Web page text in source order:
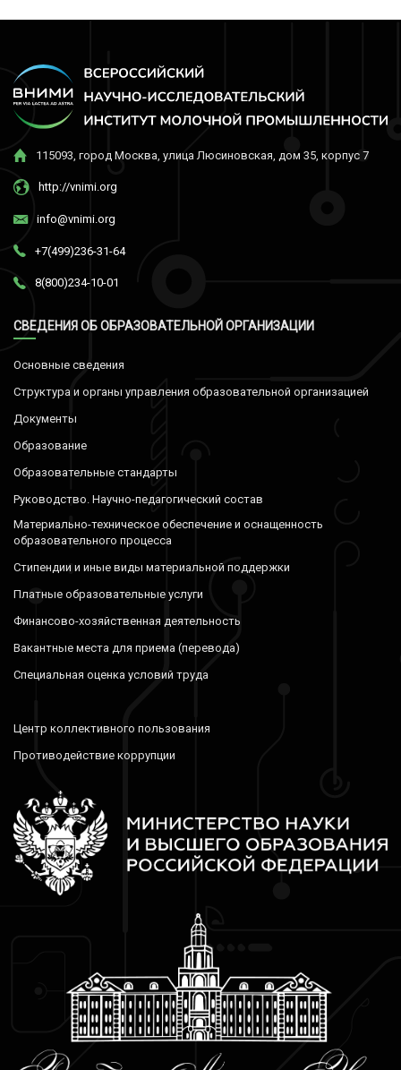
115093, город Москва, улица Люсиновская, дом 35, корпус 7
http://vnimi.org
info@vnimi.org
+7(499)236-31-64
8(800)234-10-01
СВЕДЕНИЯ ОБ ОБРАЗОВАТЕЛЬНОЙ ОРГАНИЗАЦИИ
Основные сведения
Структура и органы управления образовательной организацией
Документы
Образование
Образовательные стандарты
Руководство. Научно-педагогический состав
Материально-техническое обеспечение и оснащенность
образовательного процесса
Стипендии и иные виды материальной поддержки
Платные образовательные услуги
Финансово-хозяйственная деятельность
Вакантные места для приема (перевода)
Специальная оценка условий труда
Центр коллективного пользования
Противодействие коррупции